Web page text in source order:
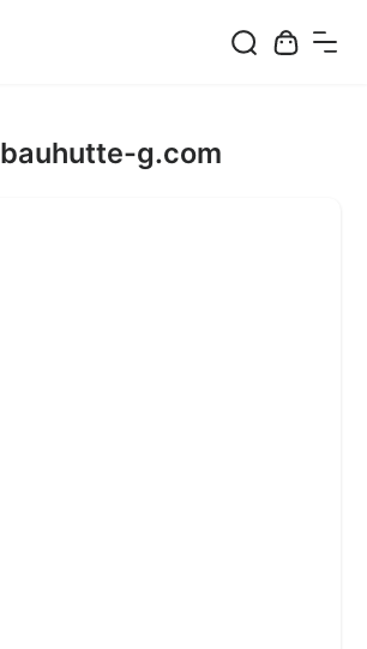
bauhutte-g.com